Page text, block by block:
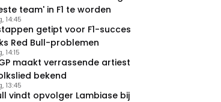
team' in F1 te worden
getipt voor F1-succes
Red Bull-problemen
14:45
maakt verrassende artiest
bekend
14:15
vindt opvolger Lambiase bij
13:45